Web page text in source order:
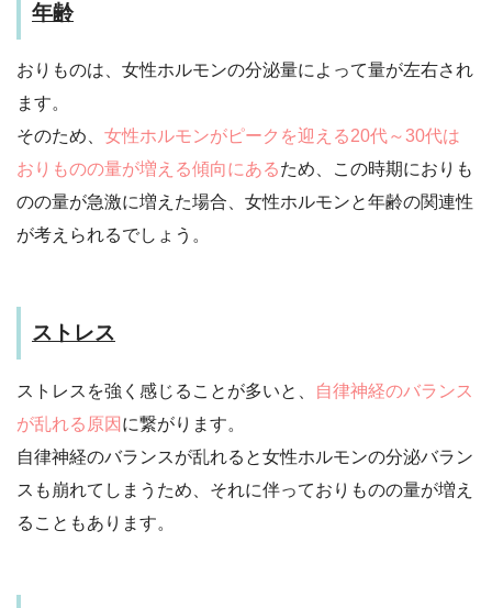
年齢
おりものは、女性ホルモンの分泌量によって量が左右され
ます。
そのため、 女性ホルモンがピークを迎える20代～30代は
おりものの量が増える傾向にあるため、この時期におりも
のの量が急激に増えた場合、女性ホルモンと年齢の関連性
が考えられるでしょう。
ストレス
ストレスを強く感じることが多いと、
自律神経のバランス
が乱れる原因 に繋がります。
自律神経のバランスが乱れると女性ホルモンの分泌バラン
スも崩れてしまうため、それに伴っておりものの量が増え
ることもあります。